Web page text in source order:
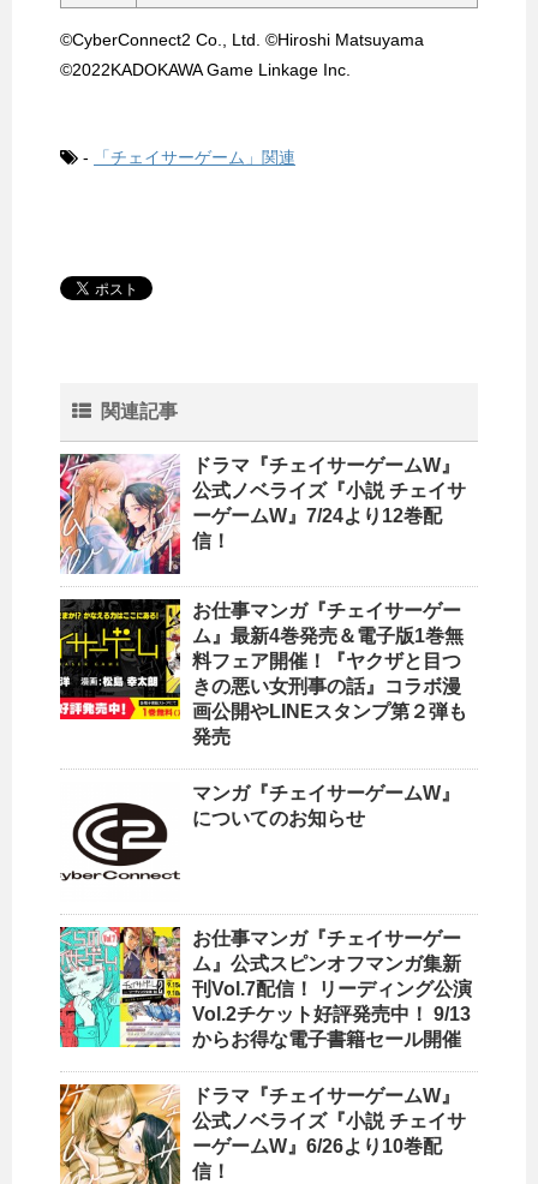
©CyberConnect2 Co., Ltd. ©Hiroshi Matsuyama
©2022KADOKAWA Game Linkage Inc.
- 「チェイサーゲーム」関連
関連記事
ドラマ『チェイサーゲームW』
公式ノベライズ『小説 チェイサ
ーゲームW』7/24より12巻配
信！
お仕事マンガ『チェイサーゲー
ム』最新4巻発売＆電子版1巻無
料フェア開催！『ヤクザと目つ
きの悪い女刑事の話』コラボ漫
画公開やLINEスタンプ第２弾も
発売
マンガ『チェイサーゲームW』
についてのお知らせ
お仕事マンガ『チェイサーゲー
ム』公式スピンオフマンガ集新
刊Vol.7配信！ リーディング公演
Vol.2チケット好評発売中！ 9/13
からお得な電子書籍セール開催
ドラマ『チェイサーゲームW』
公式ノベライズ『小説 チェイサ
ーゲームW』6/26より10巻配
信！